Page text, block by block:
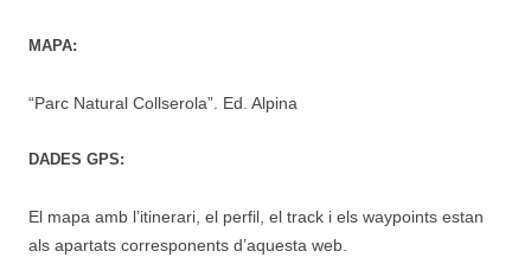
MAPA:
“Parc Natural Collserola”. Ed. Alpina
DADES GPS:
El mapa amb l’itinerari, el perfil, el track i els waypoints estan
als apartats corresponents d’aquesta web.